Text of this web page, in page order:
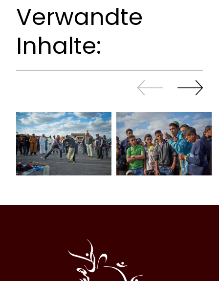
Verwandte
Inhalte:
Zurück
sliden
Weiter
sliden
Halqa